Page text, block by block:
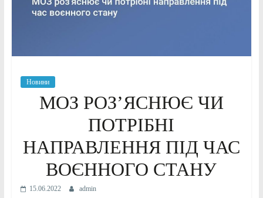
Новини
МОЗ РОЗ’ЯСНЮЄ ЧИ
ПОТРІБНІ
НАПРАВЛЕННЯ ПІД ЧАС
ВОЄННОГО СТАНУ
15.06.2022 admin